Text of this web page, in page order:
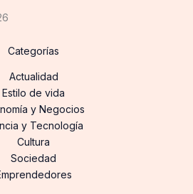
Categorías
Actualidad
Estilo de vida
y Negocios
y Tecnología
Cultura
Sociedad